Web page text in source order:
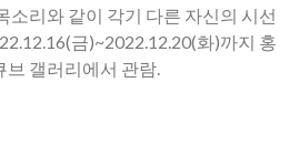
소리와 같이 각기 다른 자신의 시선
금)~2022.12.20(화)까지 홍
갤러리에서 관람.